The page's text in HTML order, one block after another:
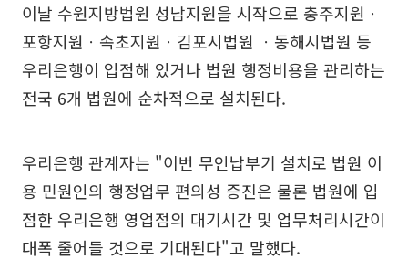
이날 수원지방법원 성남지원을 시작으로 충주지원ㆍ
포항지원ㆍ속초지원ㆍ김포시법원 ㆍ동해시법원 등
우리은행이 입점해 있거나 법원 행정비용을 관리하는
전국 6개 법원에 순차적으로 설치된다.
우리은행 관계자는 "이번 무인납부기 설치로 법원 이
용 민원인의 행정업무 편의성 증진은 물론 법원에 입
점한 우리은행 영업점의 대기시간 및 업무처리시간이
대폭 줄어들 것으로 기대된다"고 말했다.